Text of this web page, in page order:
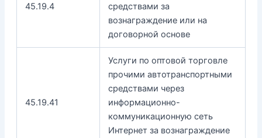
45.19.4
средствами за
вознаграждение или на
договорной основе
45.19.41
Услуги по оптовой торговле
прочими автотранспортными
средствами через
информационно-
коммуникационную сеть
Интернет за вознаграждение